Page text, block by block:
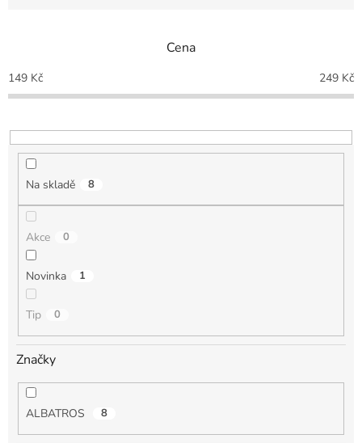
p
r
o
u
Cena
149 Kč 249 Kč
Na skladě 8
Akce 0
Novinka 1
Tip 0
Značky
ALBATROS 8